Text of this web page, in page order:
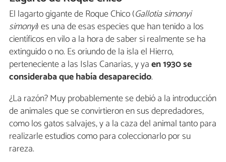
El lagarto gigante de Roque Chico (Gallotia simonyi
simonyi) es una de esas especies que han tenido a los
científicos en vilo a la hora de saber si realmente se ha
extinguido o no. Es oriundo de la isla el Hierro,
perteneciente a las Islas Canarias, y yaen 1930 se
consideraba que había desaparecido.
¿La razón? Muy probablemente se debió a la introducción
de animales que se convirtieron en sus depredadores,
como los gatos salvajes, y a la caza del animal tanto para
realizarle estudios como para coleccionarlo por su
rareza.